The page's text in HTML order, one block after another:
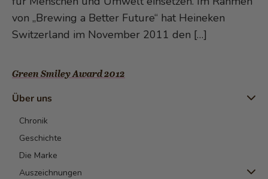
Green Smiley Award 2012
Über uns
Chronik
Geschichte
Die Marke
Auszeichnungen
von „Brewing a Better Future“ hat Heineken
Switzerland im November 2011 den […]